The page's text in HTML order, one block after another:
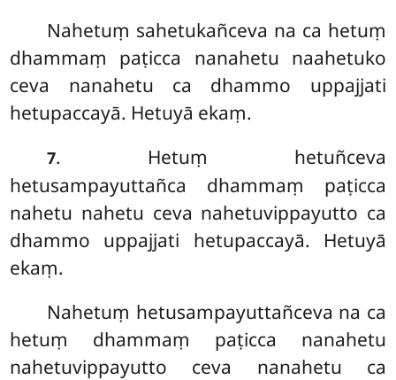
Nahetuṃ sahetukañceva na ca hetuṃ
dhammaṃ paṭicca nanahetu naahetuko
ceva nanahetu ca dhammo uppajjati
hetupaccayā. Hetuyā ekaṃ.
7. Hetuṃ hetuñceva
hetusampayuttañca dhammaṃ paṭicca
nahetu nahetu ceva nahetuvippayutto ca
dhammo uppajjati hetupaccayā. Hetuyā
ekaṃ.
Nahetuṃ hetusampayuttañceva na ca
hetuṃ dhammaṃ paṭicca nanahetu
nahetuvippayutto ceva nanahetu ca